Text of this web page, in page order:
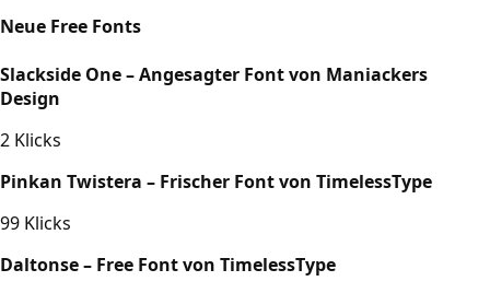
Neue Free Fonts
Slackside One – Angesagter Font von Maniackers
Design
2 Klicks
Pinkan Twistera – Frischer Font von TimelessType
99 Klicks
Daltonse – Free Font von TimelessType